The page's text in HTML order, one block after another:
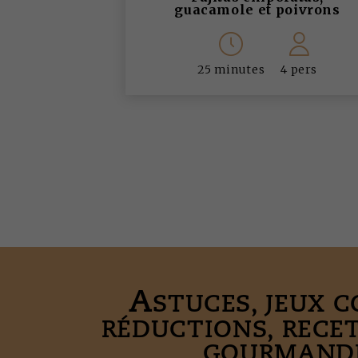
guacamole et poivrons
25 minutes 4 pers
ASTUCES, JEUX
RÉDUCTIONS,